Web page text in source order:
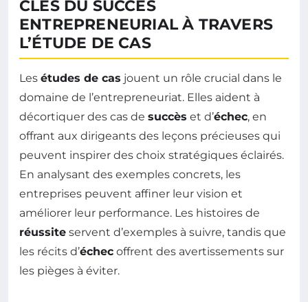
CLÉS DU SUCCÈS
ENTREPRENEURIAL À TRAVERS
L’ÉTUDE DE CAS
Les études de cas jouent un rôle crucial dans le
domaine de l’entrepreneuriat. Elles aident à
décortiquer des cas de succès et d’échec, en
offrant aux dirigeants des leçons précieuses qui
peuvent inspirer des choix stratégiques éclairés.
En analysant des exemples concrets, les
entreprises peuvent affiner leur vision et
améliorer leur performance. Les histoires de
réussite servent d’exemples à suivre, tandis que
les récits d’échec offrent des avertissements sur
les pièges à éviter.